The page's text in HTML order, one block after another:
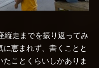
縦走までを振り返ってみ
恵まれず、書くことと
ことくらいしかありま